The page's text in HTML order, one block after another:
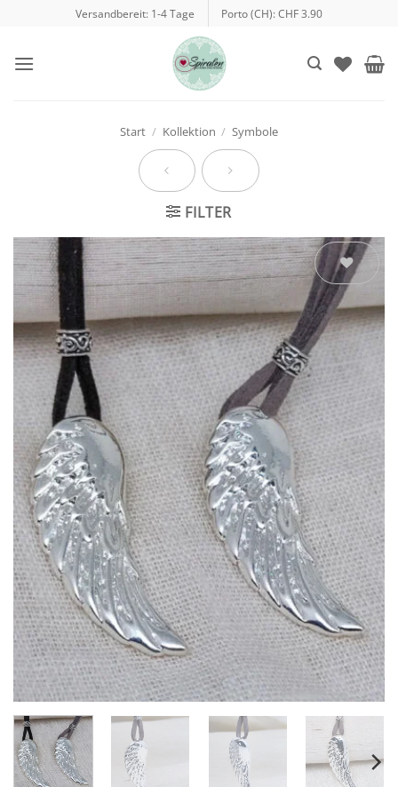
springen
Versandbereit: 1-4 Tage Porto (CH): CHF 3.90
Start / Kollektion / Symbole
FILTER
Auf die
Wunschliste